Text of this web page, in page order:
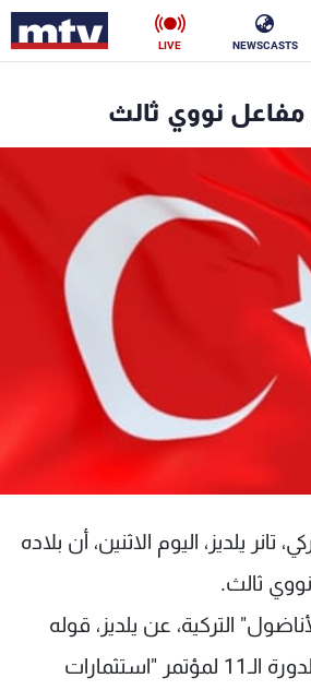
NEWSCASTS
LIVE
مفاعل نووي ثالث
تانر يلديز، اليوم الاثنين، أن بلاده
ثالث.
التركية، عن يلديز، قوله
خلال مشاركته في الدورة الـ11 لمؤتمر "استثمارات
ناس
وظائف
تواصل معنا
شروط الإسـتخدام
سياسة الخصوصية